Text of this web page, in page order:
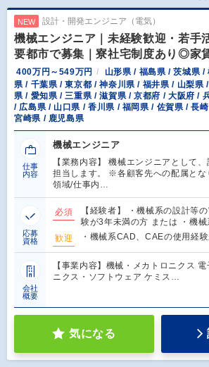
NEW 設計・開発エンジニア（電気）
機械エンジニア｜未経験歓迎・若手
要都市で募集｜寮社宅制度あり◎家
400万円～549万円
山形県 / 福島県 / 茨城県 /
県 / 千葉県 / 東京都 / 神奈川県 / 福井県 / 山梨県
県 / 愛知県 / 三重県 / 滋賀県 / 京都府 / 大阪府 /
/ 広島県 / 山口県 / 香川県 / 福岡県 / 佐賀県 / 長
宮崎県 / 鹿児島県
仕事
内容
機械エンジニア
【業務内容】 機械エンジニアとして
担当します。 ※各顧客先への配属とな
領域/仕事内…
応募
資格
必須
【経験者】 ・機械系の設計等
験が3年未満の方 または ・機
歓迎
・機械系CAD、CAEの使用経
会社
概要
【事業内容】機械・メカトロニクス
ニクス・ソフトウェア ケミス…
気になる